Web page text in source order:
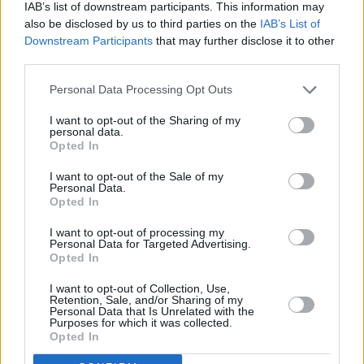
IAB’s list of downstream participants. This information may
also be disclosed by us to third parties on the IAB’s List of
Downstream Participants that may further disclose it to other
Personal Data Processing Opt Outs
I want to opt-out of the Sharing of my
personal data.
Opted In
I want to opt-out of the Sale of my
Personal Data.
Opted In
I want to opt-out of processing my
Personal Data for Targeted Advertising.
Opted In
I want to opt-out of Collection, Use,
Retention, Sale, and/or Sharing of my
Personal Data that Is Unrelated with the
Purposes for which it was collected.
Opted In
Zanderfilet mit Spargel und
Salzkartoffeln
Leicht
Spargellasagne
Gegrillte Gans mit Semmelfüllung
Mittel
Für Menschen mit einer Fructoseintoleranz bieten sich
fructosearme Rezepte
Probleme nicht auf leckere Speisen verzichten. Fruchtzucker oder